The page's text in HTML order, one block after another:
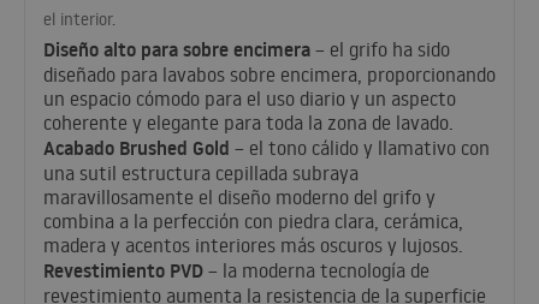
el interior.
Diseño alto para sobre encimera – el grifo ha sido
diseñado para lavabos sobre encimera, proporcionando
un espacio cómodo para el uso diario y un aspecto
coherente y elegante para toda la zona de lavado.
Acabado Brushed Gold – el tono cálido y llamativo con
una sutil estructura cepillada subraya
maravillosamente el diseño moderno del grifo y
combina a la perfección con piedra clara, cerámica,
madera y acentos interiores más oscuros y lujosos.
Revestimiento PVD – la moderna tecnología de
revestimiento aumenta la resistencia de la superficie